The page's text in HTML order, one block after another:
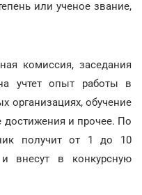
или ученое звание,
комиссия, заседания
учтет опыт работы в
организациях, обучение
и прочее. По
получит от 1 до 10
внесут в конкурсную